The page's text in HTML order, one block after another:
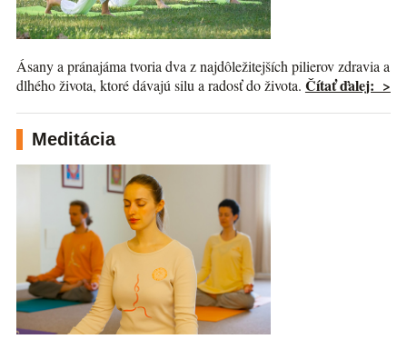
Ásany a pránajáma tvoria dva z najdôležitejších pilierov zdravia a
dlhého života, ktoré dávajú silu a radosť do života. Čítať ďalej: >
Meditácia